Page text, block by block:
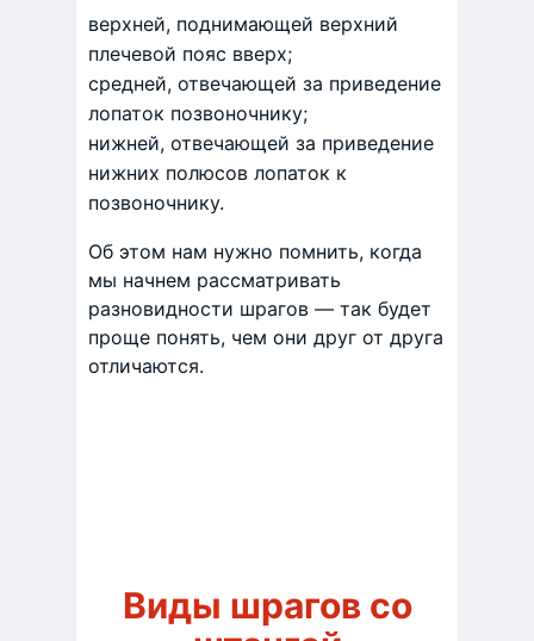
верхней, поднимающей верхний
плечевой пояс вверх;
средней, отвечающей за приведение
лопаток позвоночнику;
нижней, отвечающей за приведение
нижних полюсов лопаток к
позвоночнику.
Об этом нам нужно помнить, когда
мы начнем рассматривать
разновидности шрагов — так будет
проще понять, чем они друг от друга
отличаются.
Виды шрагов со